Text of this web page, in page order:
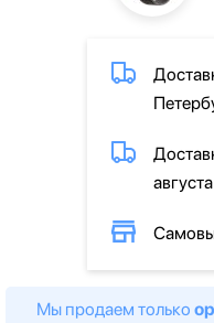
августа
Мы продаем только